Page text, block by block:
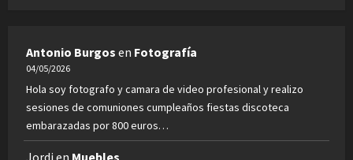
Antonio Burgos en Fotografía
04/05/2026
Hola soy fotografo y camara de video profesional y realizo
sesiones de comuniones cumpleaños fiestas discoteca
embarazadas por 800 euros…